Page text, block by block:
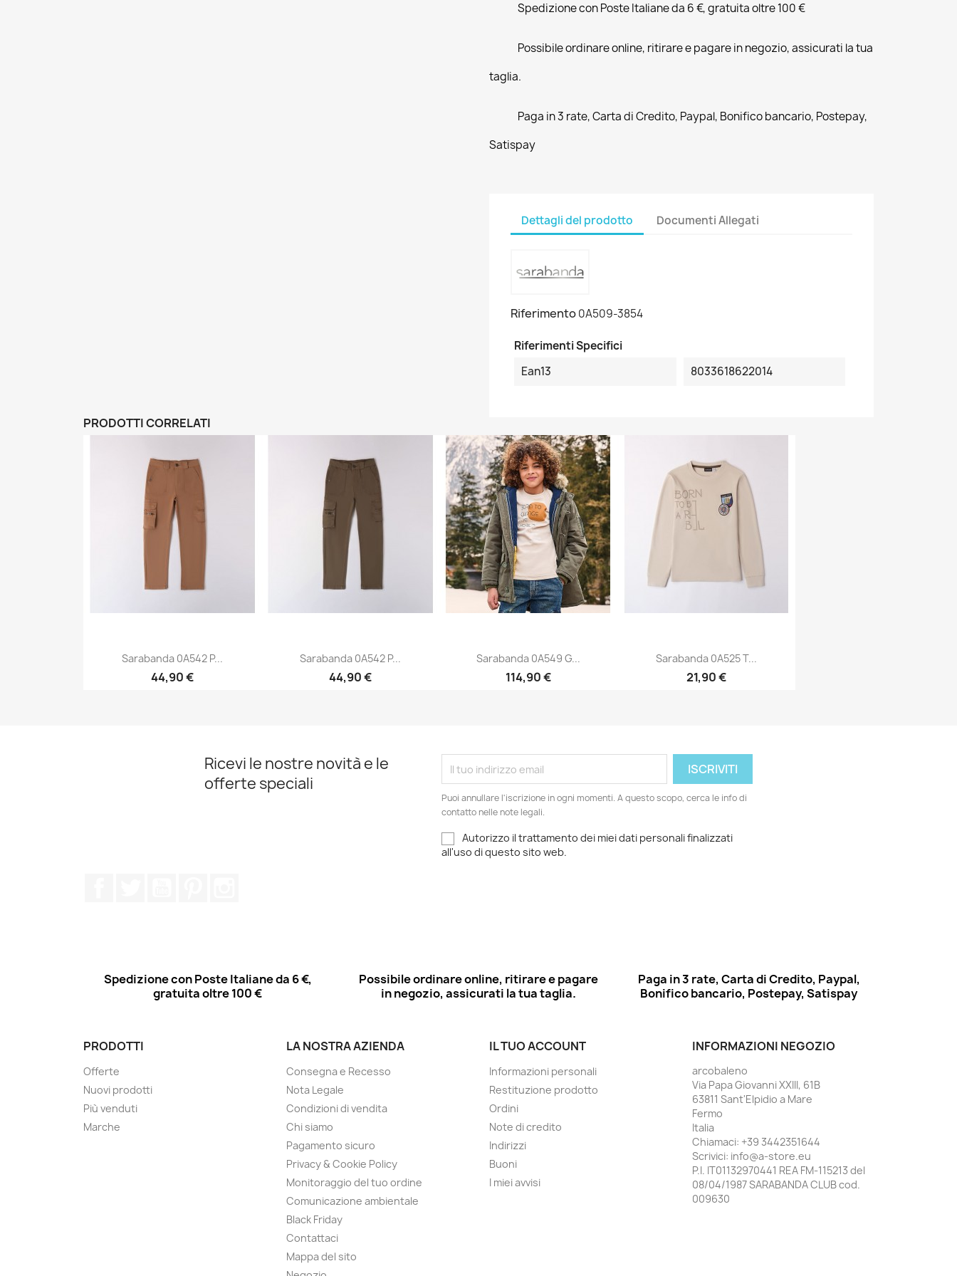
Spedizione con Poste Italiane da 6 €, gratuita oltre 100 €
Possibile ordinare online, ritirare e pagare in negozio, assicurati la tua
taglia.
Paga in 3 rate, Carta di Credito, Paypal, Bonifico bancario, Postepay,
Satispay
Dettagli del prodotto Documenti Allegati
Riferimento0A509-3854
Riferimenti Specifici
Ean13
8033618622014
PRODOTTI CORRELATI
Sarabanda 0A542 P...
44,90 €
Sarabanda 0A542 P...
44,90 €
Sarabanda 0A549 G...
114,90 €
Sarabanda 0A525 T...
21,90 €
Ricevi le nostre novità e le
offerte speciali
Puoi annullare l'iscrizione in ogni momenti. A questo scopo, cerca le info di
contatto nelle note legali.
Autorizzo il trattamento dei miei dati personali finalizzati
all'uso di questo sito web.
Spedizione con Poste Italiane da 6 €,
gratuita oltre 100 €
Possibile ordinare online, ritirare e pagare
in negozio, assicurati la tua taglia.
Paga in 3 rate, Carta di Credito, Paypal,
Bonifico bancario, Postepay, Satispay
PRODOTTI
Offerte
Nuovi prodotti
Più venduti
Marche
LA NOSTRA AZIENDA
Consegna e Recesso
Nota Legale
Condizioni di vendita
Chi siamo
Pagamento sicuro
Privacy & Cookie Policy
Monitoraggio del tuo ordine
Comunicazione ambientale
Black Friday
Contattaci
Mappa del sito
IL TUO ACCOUNT
Informazioni personali
Restituzione prodotto
Ordini
Note di credito
Indirizzi
Buoni
I miei avvisi
INFORMAZIONI NEGOZIO
arcobaleno
Via Papa Giovanni XXIII, 61B
63811 Sant'Elpidio a Mare
Fermo
Italia
Chiamaci: +39 3442351644
Scrivici: info@a-store.eu
P.I. IT01132970441 REA FM-115213 del
08/04/1987 SARABANDA CLUB cod.
009630